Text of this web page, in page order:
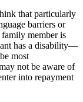
that particularly
barriers or
family member is
has a disability—
most
not be aware of
into repayment